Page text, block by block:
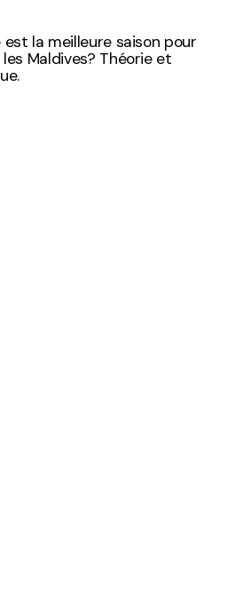
est la meilleure saison pour
Maldives? Théorie et